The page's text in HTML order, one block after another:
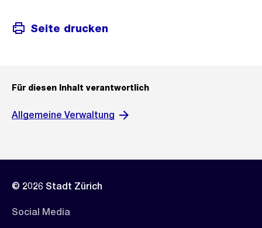
Seite drucken
Für diesen Inhalt verantwortlich
Allgemeine Verwaltung
© 2026 Stadt Zürich
Social Media